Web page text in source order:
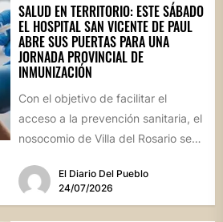
SALUD EN TERRITORIO: ESTE SÁBADO
EL HOSPITAL SAN VICENTE DE PAUL
ABRE SUS PUERTAS PARA UNA
JORNADA PROVINCIAL DE
INMUNIZACIÓN
Con el objetivo de facilitar el
acceso a la prevención sanitaria, el
nosocomio de Villa del Rosario se
El Diario Del Pueblo
24/07/2026